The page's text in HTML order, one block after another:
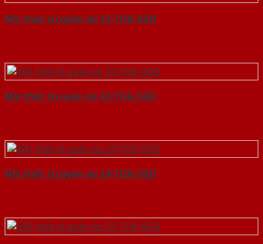
Nội thất tủ quần áo 12-TQA-SGD
Nội thất tủ quần áo 32-TQA-SGD
Nội thất tủ quần áo 24-TQA-SGD